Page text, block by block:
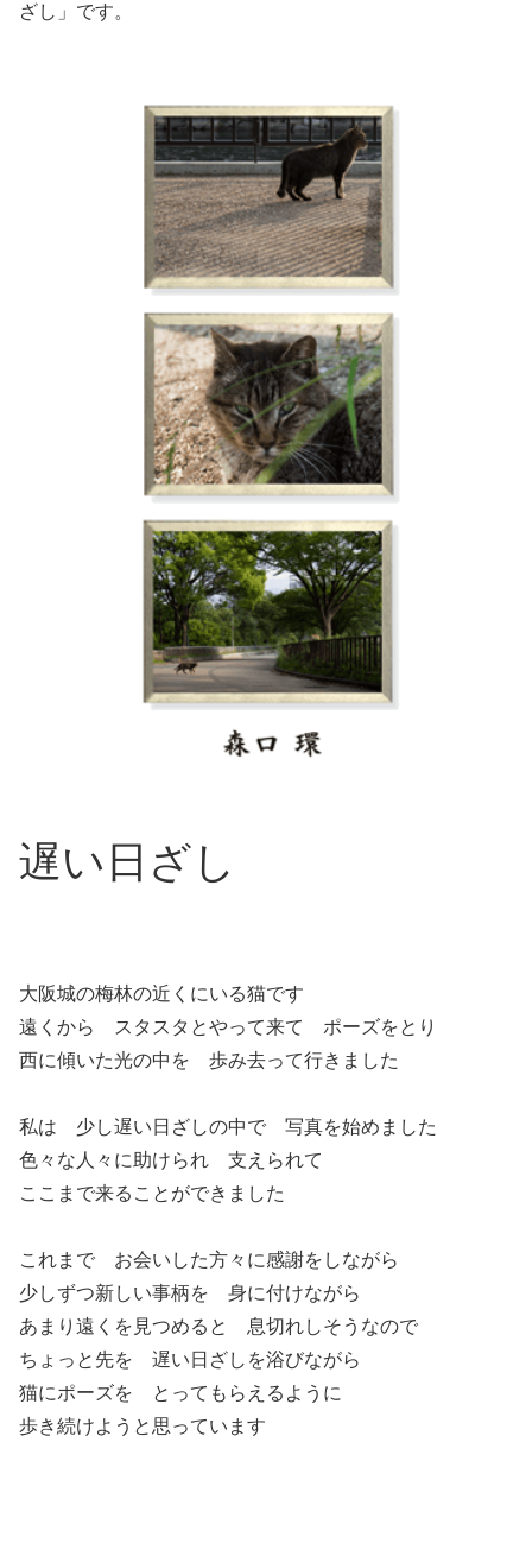
ざし」です。
遅い日ざし
大阪城の梅林の近くにいる猫です
遠くから スタスタとやって来て ポーズをとり
西に傾いた光の中を 歩み去って行きました
私は 少し遅い日ざしの中で 写真を始めました
色々な人々に助けられ 支えられて
ここまで来ることができました
これまで お会いした方々に感謝をしながら
少しずつ新しい事柄を 身に付けながら
あまり遠くを見つめると 息切れしそうなので
ちょっと先を 遅い日ざしを浴びながら
猫にポーズを とってもらえるように
歩き続けようと思っています